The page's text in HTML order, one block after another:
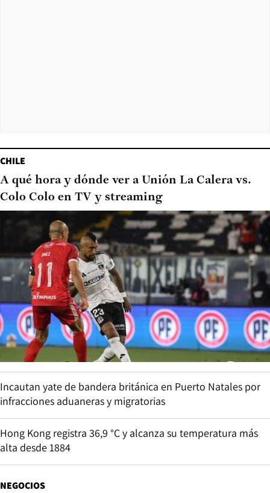
CHILE
A qué hora y dónde ver a Unión La Calera vs.
Colo Colo en TV y streaming
Incautan yate de bandera británica en Puerto Natales por
infracciones aduaneras y migratorias
Hong Kong registra 36,9 °C y alcanza su temperatura más
alta desde 1884
NEGOCIOS